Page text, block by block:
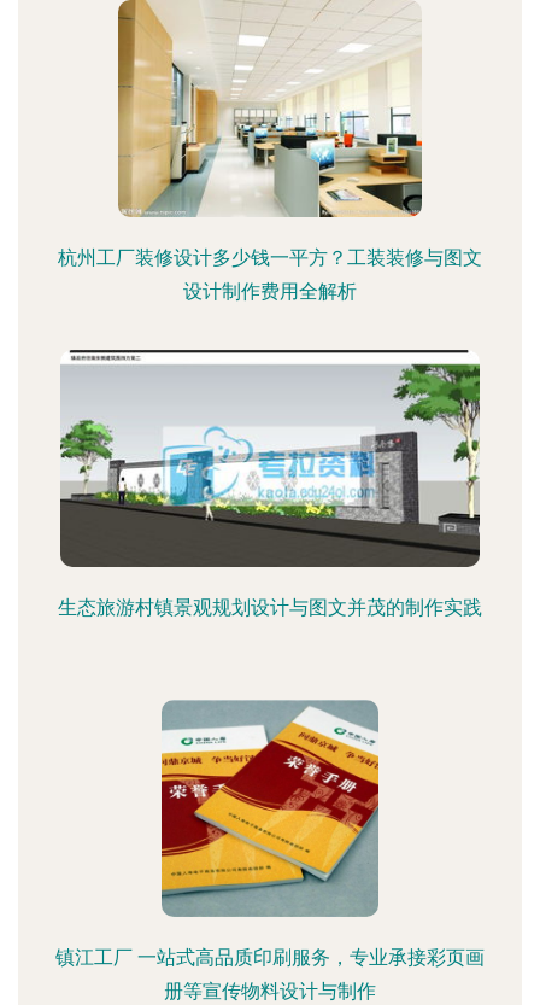
杭州工厂装修设计多少钱一平方？工装装修与图文
设计制作费用全解析
生态旅游村镇景观规划设计与图文并茂的制作实践
镇江工厂 一站式高品质印刷服务，专业承接彩页画
册等宣传物料设计与制作